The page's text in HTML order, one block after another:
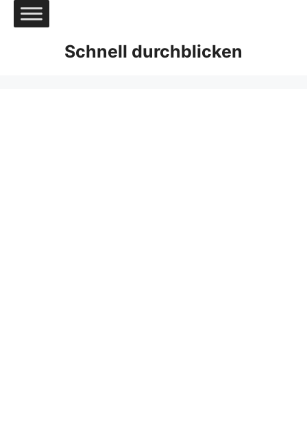
Zum
Inhalt
Schnell durchblicken